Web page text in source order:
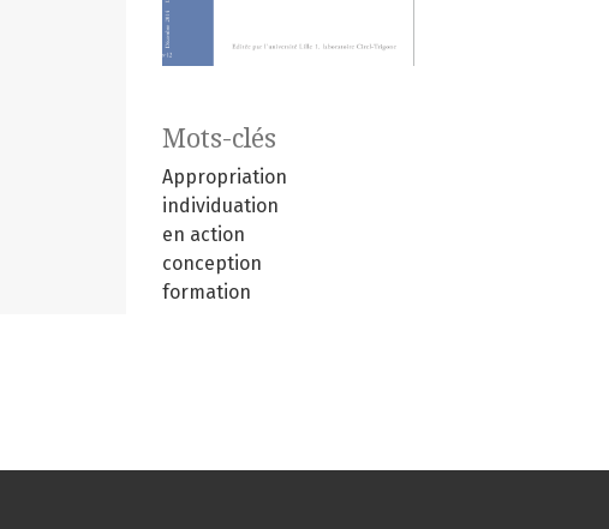
Mots-clés
Appropriation
individuation
en action
conception
formation